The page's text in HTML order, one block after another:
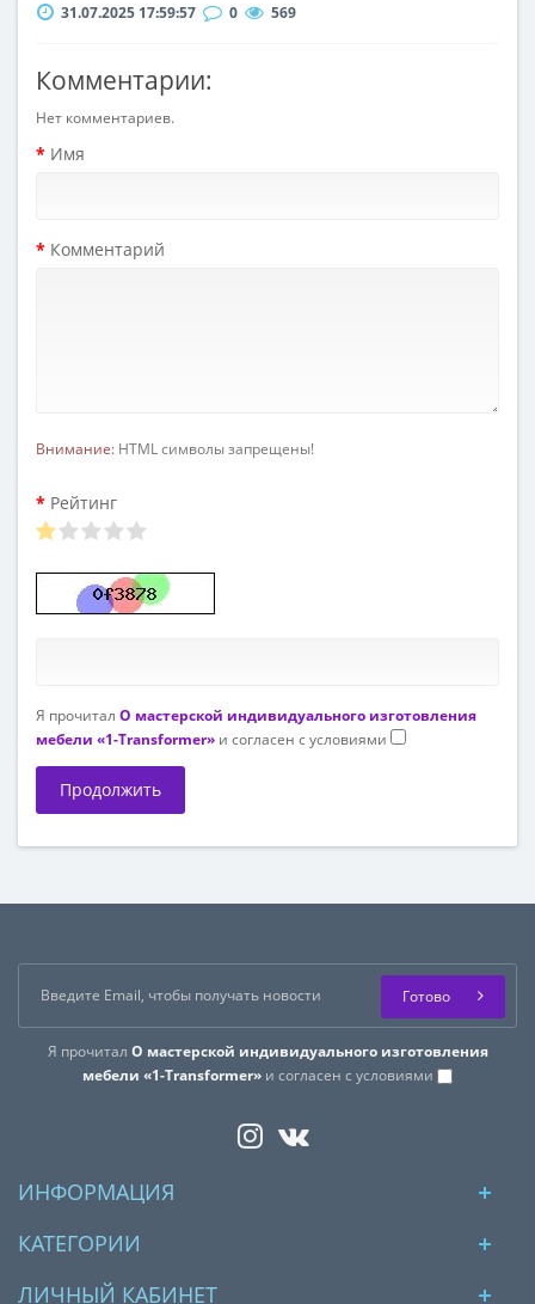
31.07.2025 17:59:57 0 569
Комментарии:
Нет комментариев.
Имя
Комментарий
Внимание: HTML символы запрещены!
Рейтинг
Я прочитал О мастерской индивидуального изготовления
мебели «1-Transformer» и согласен с условиями
Продолжить
Я прочитал О мастерской индивидуального изготовления
мебели «1-Transformer» и согласен с условиями
Готово
ИНФОРМАЦИЯ
КАТЕГОРИИ
ЛИЧНЫЙ КАБИНЕТ